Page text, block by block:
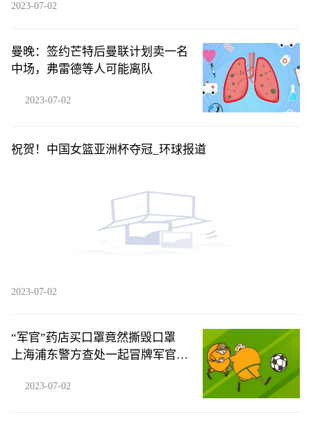
2023-07-02
曼晚：签约芒特后曼联计划卖一名
中场，弗雷德等人可能离队
2023-07-02
祝贺！中国女篮亚洲杯夺冠_环球报道
2023-07-02
“军官”药店买口罩竟然撕毁口罩
上海浦东警方查处一起冒牌军官案
2023-07-02